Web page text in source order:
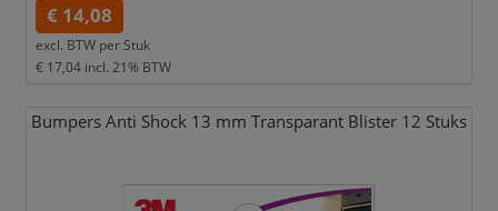
€ 14,08
excl. BTW per Stuk
€ 17,04 incl. 21% BTW
Bumpers Anti Shock 13 mm Transparant Blister 12 Stuks